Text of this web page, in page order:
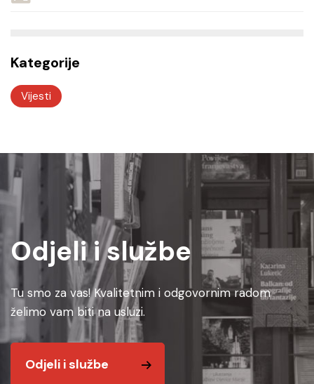
Kategorije
Vijesti
Odjeli i službe
Tu smo za vas! Kvalitetnim i odgovornim radom
želimo vam biti na usluzi.
Odjeli i službe